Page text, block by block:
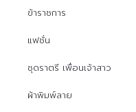
ข้าราชการ
แฟชั่น
ชุดราตรี เพื่อนเจ้าสาว
ผ้าพิมพ์ลาย